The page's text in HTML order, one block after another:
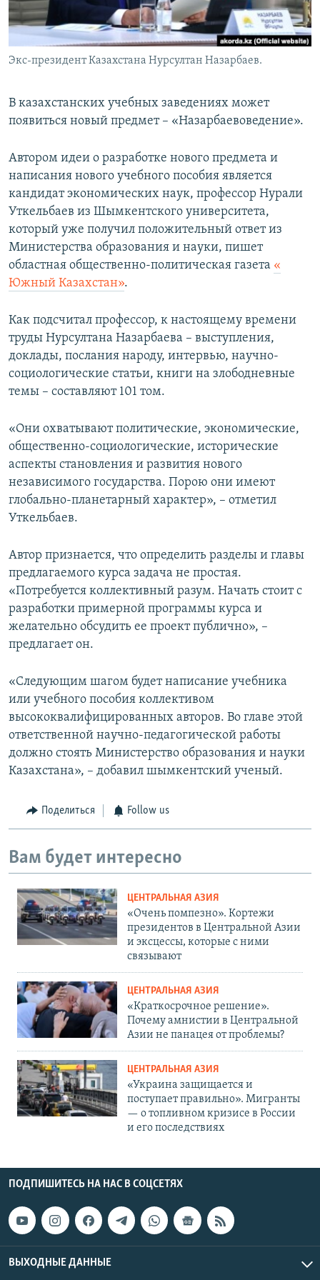
Экс-президент Казахстана Нурсултан Назарбаев.
В казахстанских учебных заведениях может
появиться новый предмет – «Назарбаевоведение».
Автором идеи о разработке нового предмета и
написания нового учебного пособия является
кандидат экономических наук, профессор Нурали
Уткельбаев из Шымкентского университета,
который уже получил положительный ответ из
Министерства образования и науки, пишет
областная общественно-политическая газета «​
Южный Казахстан».
Как подсчитал профессор, к настоящему времени
труды Нурсултана Назарбаева – выступления,
доклады, послания народу, интервью, научно-
социологические статьи, книги на злободневные
темы – составляют 101 том.
«​Они охватывают политические, экономические,
общественно-социологические, исторические
аспекты становления и развития нового
независимого государства. Порою они имеют
глобально-планетарный характер», – отметил
Уткельбаев.
Автор признается, что определить разделы и главы
предлагаемого курса задача не простая.
«Потребуется коллективный разум. Начать стоит с
разработки примерной программы курса и
желательно обсудить ее проект публично», –
предлагает он.
«Следующим шагом будет написание учебника
или учебного пособия коллективом
высококвалифицированных авторов. Во главе этой
ответственной научно-педагогической работы
должно стоять Министерство образования и науки
Казахстана», – добавил шымкентский ученый.
Поделиться Follow us
Вам будет интересно
ЦЕНТРАЛЬНАЯ АЗИЯ
«Очень помпезно». Кортежи
президентов в Центральной Азии
и эксцессы, которые с ними
связывают
ЦЕНТРАЛЬНАЯ АЗИЯ
«Краткосрочное решение».
Почему амнистии в Центральной
Азии не панацея от проблемы?
ЦЕНТРАЛЬНАЯ АЗИЯ
«Украина защищается и
поступает правильно». Мигранты
— о топливном кризисе в России
и его последствиях
ПОДПИШИТЕСЬ НА НАС В СОЦСЕТЯХ
ВЫХОДНЫЕ ДАННЫЕ